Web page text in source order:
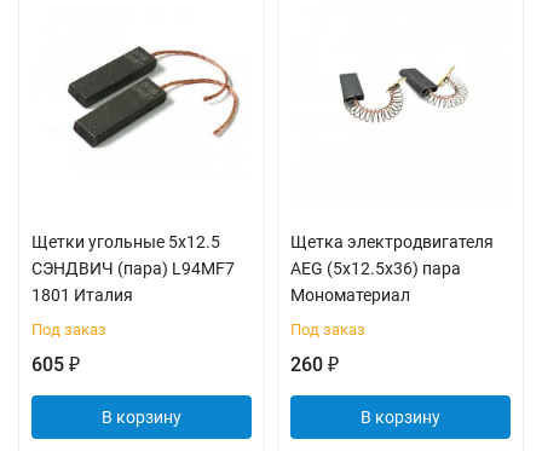
Щетки угольные 5x12.5
СЭНДВИЧ (пара) L94MF7
1801 Италия
Под заказ
605 ₽
В корзину
Щетка электродвигателя
AEG (5х12.5х36) пара
Мономатериал
Под заказ
260 ₽
В корзину